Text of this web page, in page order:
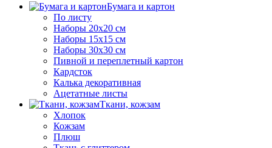
Бумага и картон
По листу
Наборы 20х20 см
Наборы 15х15 см
Наборы 30х30 см
Пивной и переплетный картон
Кардсток
Калька декоративная
Ацетатные листы
Ткани, кожзам
Хлопок
Кожзам
Плюш